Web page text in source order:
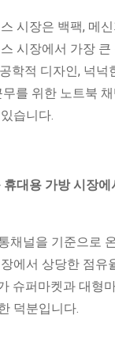
시장은 백팩, 메
시장에서 가장
학적 디자인, 넉
를 위한 노트북
습니다.
대용 가방 시장
채널을 기준으로
에서 상당한 점
슈퍼마켓과 대형
덕분입니다.